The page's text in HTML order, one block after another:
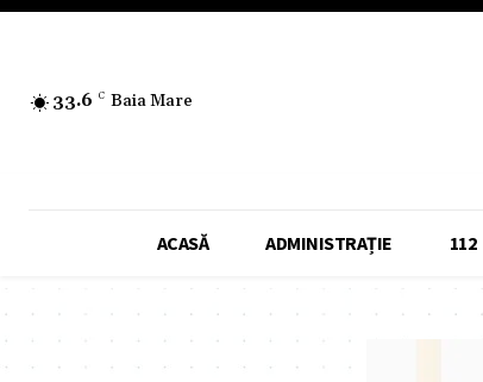
33.6 C Baia Mare
ACASĂ ADMINISTRAȚIE 112